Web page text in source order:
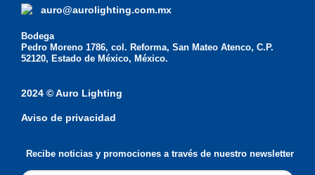
auro@aurolighting.com.mx
Bodega
Pedro Moreno 1786, col. Reforma, San Mateo Atenco, C.P.
52120, Estado de México, México.
2024 © Auro Lighting
Aviso de privacidad
Recibe noticias y promociones a través de nuestro newsletter